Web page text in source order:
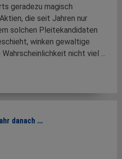
geradezu magisch
die seit Jahren nur
solchen Pleitekandidaten
winken gewaltige
nicht viel ...